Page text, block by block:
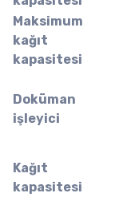
Maksimum
kağıt
kapasitesi
Doküman
işleyici
Kağıt
kapasitesi